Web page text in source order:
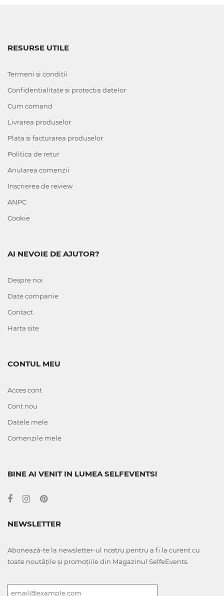
RESURSE UTILE
Termeni si conditii
Confidentialitate si protectia datelor
Cum comand
Livrarea produselor
Plata si facturarea produselor
Politica de retur
Anularea comenzii
Inscrierea de review
ANPC
Cookie
AI NEVOIE DE AJUTOR?
Despre noi
Date companie
Contact
Harta site
CONTUL MEU
Acces cont
Cont nou
Datele mele
Comenzile mele
BINE AI VENIT IN LUMEA SELFEVENTS!
NEWSLETTER
Abonează-te la newsletter-ul nostru pentru a fi la curent cu
toate noutățile și promoțiile din Magazinul SelfeEvents.